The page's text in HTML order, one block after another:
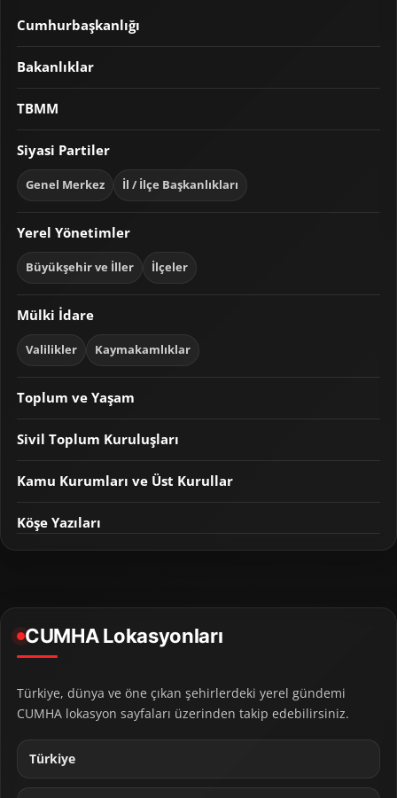
Cumhurbaşkanlığı
Bakanlıklar
TBMM
Siyasi Partiler
Genel Merkez İl / İlçe Başkanlıkları
Yerel Yönetimler
Büyükşehir ve İller İlçeler
Mülki İdare
Valilikler Kaymakamlıklar
Toplum ve Yaşam
Sivil Toplum Kuruluşları
Kamu Kurumları ve Üst Kurullar
Köşe Yazıları
CUMHA Lokasyonları
Türkiye, dünya ve öne çıkan şehirlerdeki yerel gündemi
CUMHA lokasyon sayfaları üzerinden takip edebilirsiniz.
Türkiye